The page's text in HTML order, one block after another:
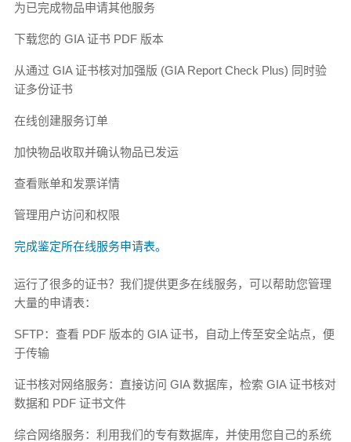
为已完成物品申请其他服务
下载您的 GIA 证书 PDF 版本
从通过 GIA 证书核对加强版 (GIA Report Check Plus) 同时验
证多份证书
在线创建服务订单
加快物品收取并确认物品已发运
查看账单和发票详情
管理用户访问和权限
完成鉴定所在线服务申请表。
运行了很多的证书？我们提供更多在线服务，可以帮助您管理
大量的申请表：
SFTP：查看 PDF 版本的 GIA 证书，自动上传至安全站点，便
于传输
证书核对网络服务：直接访问 GIA 数据库，检索 GIA 证书核对
数据和 PDF 证书文件
综合网络服务：利用我们的专有数据库，并使用您自己的系统